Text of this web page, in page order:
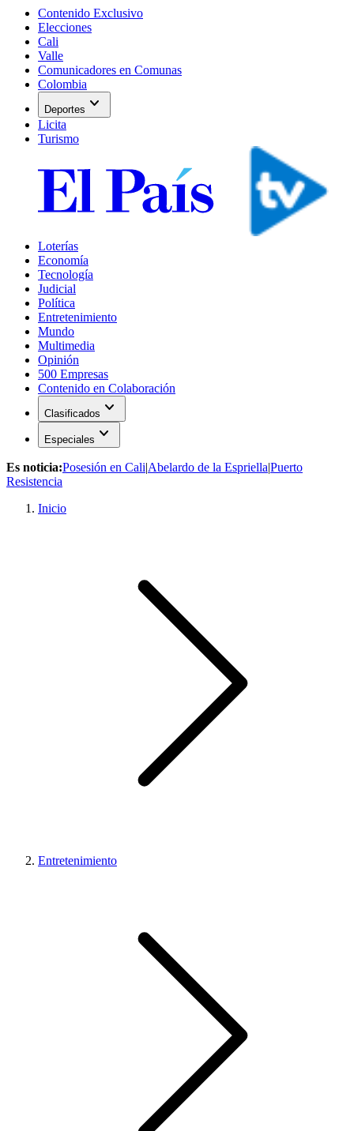
Contenido Exclusivo
Elecciones
Cali
Valle
Comunicadores en Comunas
Colombia
Deportes expand_more
Licita
Turismo
Loterías
Economía
Tecnología
Judicial
Política
Entretenimiento
Mundo
Multimedia
Opinión
500 Empresas
Contenido en Colaboración
Clasificados expand_more
Especiales expand_more
Es noticia:Posesión en Cali|Abelardo de la Espriella|Puerto
Resistencia
Inicio
Entretenimiento